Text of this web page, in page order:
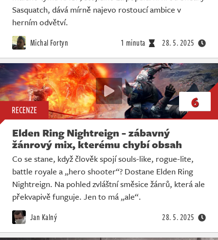
Sasquatch, dává mírně najevo rostoucí ambice v
herním odvětví.
Michal Fortyn 1 minuta 28. 5. 2025
RECENZE 6
Elden Ring Nightreign - zábavný
žánrový mix, kterému chybí obsah
Co se stane, když člověk spojí souls-like, rogue-lite,
battle royale a „hero shooter“? Dostane Elden Ring
Nightreign. Na pohled zvláštní směsice žánrů, která ale
překvapivě funguje. Jen to má „ale“.
Jan Kalný 28. 5. 2025